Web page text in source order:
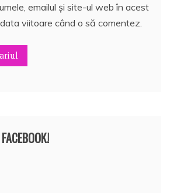
emailul și site-ul web în acest
viitoare când o să comentez.